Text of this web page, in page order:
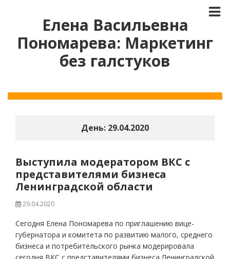
Елена Васильевна
Пономарева: Маркетинг
без галстуков
День: 29.04.2020
Выступила модератором ВКС с
представителями бизнеса
Ленинградской области
29.04.2020
Сегодня Елена Пономарева по приглашению вице-
губернатора и комитета по развитию малого, среднего
бизнеса и потребительского рынка модерировала